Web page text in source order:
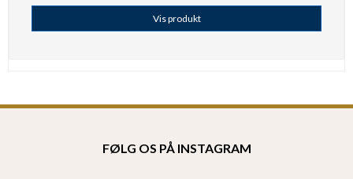
Vis produkt
FØLG OS PÅ INSTAGRAM